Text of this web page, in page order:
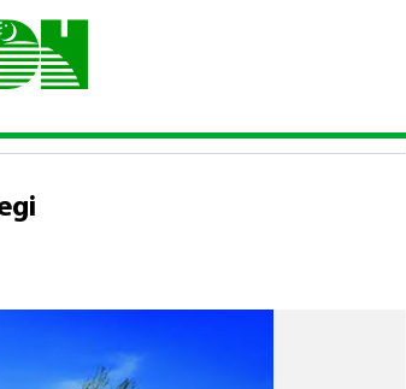
ajaýyp künjegi